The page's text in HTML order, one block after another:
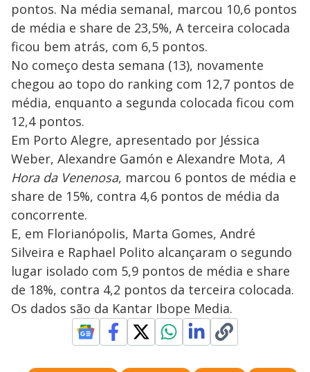
pontos. Na média semanal, marcou 10,6 pontos
de média e share de 23,5%, A terceira colocada
ficou bem atrás, com 6,5 pontos.
No começo desta semana (13), novamente
chegou ao topo do ranking com 12,7 pontos de
média, enquanto a segunda colocada ficou com
12,4 pontos.
Em Porto Alegre, apresentado por Jéssica
Weber, Alexandre Gamón e Alexandre Mota, A
Hora da Venenosa, marcou 6 pontos de média e
share de 15%, contra 4,6 pontos de média da
concorrente.
E, em Florianópolis, Marta Gomes, André
Silveira e Raphael Polito alcançaram o segundo
lugar isolado com 5,9 pontos de média e share
de 18%, contra 4,2 pontos da terceira colocada.
Os dados são da Kantar Ibope Media.